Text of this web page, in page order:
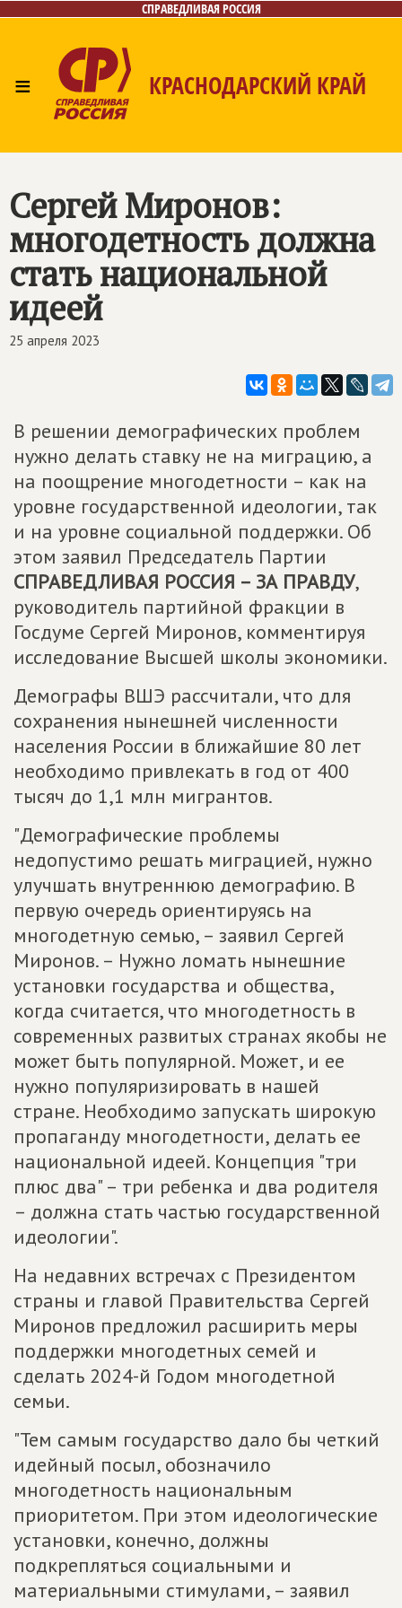
СПРАВЕДЛИВАЯ РОССИЯ
≡ КРАСНОДАРСКИЙ КРАЙ
Сергей Миронов:
многодетность должна
стать национальной
идеей
25 апреля 2023
В решении демографических проблем
нужно делать ставку не на миграцию, а
на поощрение многодетности – как на
уровне государственной идеологии, так
и на уровне социальной поддержки. Об
этом заявил Председатель Партии
СПРАВЕДЛИВАЯ РОССИЯ – ЗА ПРАВДУ,
руководитель партийной фракции в
Госдуме Сергей Миронов, комментируя
исследование Высшей школы экономики.
Демографы ВШЭ рассчитали, что для
сохранения нынешней численности
населения России в ближайшие 80 лет
необходимо привлекать в год от 400
тысяч до 1,1 млн мигрантов.
"Демографические проблемы
недопустимо решать миграцией, нужно
улучшать внутреннюю демографию. В
первую очередь ориентируясь на
многодетную семью, – заявил Сергей
Миронов. – Нужно ломать нынешние
установки государства и общества,
когда считается, что многодетность в
современных развитых странах якобы не
может быть популярной. Может, и ее
нужно популяризировать в нашей
стране. Необходимо запускать широкую
пропаганду многодетности, делать ее
национальной идеей. Концепция "три
плюс два" – три ребенка и два родителя
– должна стать частью государственной
идеологии".
На недавних встречах с Президентом
страны и главой Правительства Сергей
Миронов предложил расширить меры
поддержки многодетных семей и
сделать 2024-й Годом многодетной
семьи.
"Тем самым государство дало бы четкий
идейный посыл, обозначило
многодетность национальным
приоритетом. При этом идеологические
установки, конечно, должны
подкрепляться социальными и
материальными стимулами, – заявил